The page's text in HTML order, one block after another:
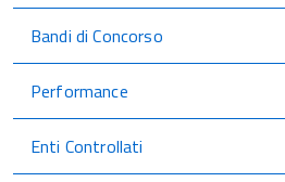
Bandi di Concorso
Performance
Enti Controllati